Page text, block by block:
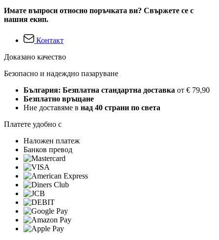
Имате въпроси относно поръчката ви? Свържете се с
нашия екип.
Контакт
Доказано качество
Безопасно и надеждно пазаруване
България: Безплатна стандартна доставка от € 79,90
Безплатно връщане
Ние доставяме в над 40 страни по света
Платете удобно с
Наложен платеж
Банков превод